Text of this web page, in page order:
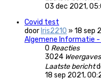
03 dec 2021,
Covid test
door Iris2210 » 18 sep
Algemene Informatie -
0 Reacties
3024 Weergaves
Laatste bericht
18 sep 2021,